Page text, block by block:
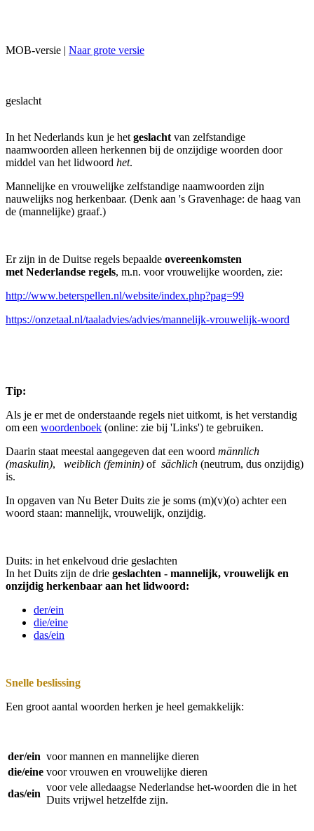
MOB-versie | Naar grote versie
geslacht
In het Nederlands kun je het geslacht van zelfstandige
naamwoorden alleen herkennen bij de onzijdige woorden door
middel van het lidwoord het.
Mannelijke en vrouwelijke zelfstandige naamwoorden zijn
nauwelijks nog herkenbaar. (Denk aan 's Gravenhage: de haag van
de (mannelijke) graaf.)
Er zijn in de Duitse regels bepaalde overeenkomsten
met Nederlandse regels, m.n. voor vrouwelijke woorden, zie:
http://www.beterspellen.nl/website/index.php?pag=99
https://onzetaal.nl/taaladvies/advies/mannelijk-vrouwelijk-woord
Tip:
Als je er met de onderstaande regels niet uitkomt, is het verstandig
om een woordenboek (online: zie bij 'Links') te gebruiken.
Daarin staat meestal aangegeven dat een woord männlich
(maskulin), weiblich (feminin) of sächlich (neutrum, dus onzijdig)
is.
In opgaven van Nu Beter Duits zie je soms (m)(v)(o) achter een
woord staan: mannelijk, vrouwelijk, onzijdig.
Duits: in het enkelvoud drie geslachten
In het Duits zijn de drie geslachten - mannelijk, vrouwelijk en
onzijdig herkenbaar aan het lidwoord:
der/ein
die/eine
das/ein
Snelle beslissing
Een groot aantal woorden herken je heel gemakkelijk:
der/ein voor mannen en mannelijke dieren
die/eine voor vrouwen en vrouwelijke dieren
das/ein
voor vele alledaagse Nederlandse het-woorden die in het
Duits vrijwel hetzelfde zijn.